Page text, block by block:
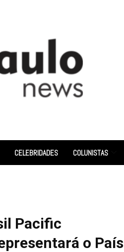
CELEBRIDADES COLUNISTAS
Pacific
o País